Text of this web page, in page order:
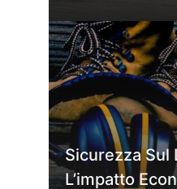
Sicurezza Sul
L’impatto